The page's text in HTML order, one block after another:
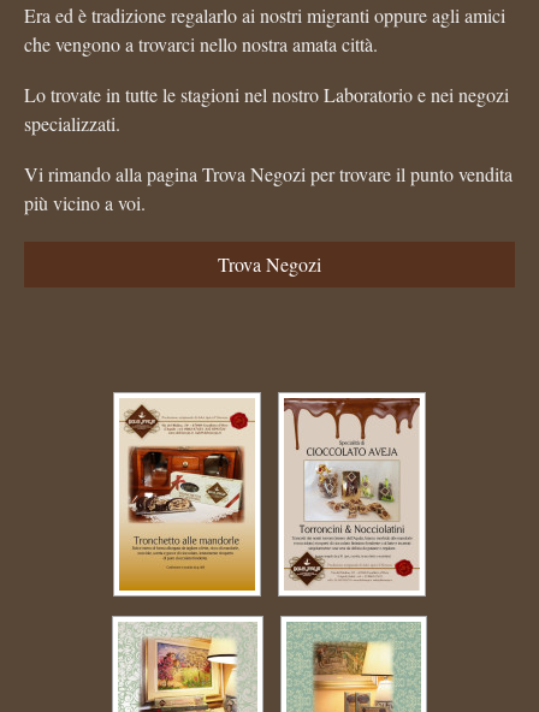
Era ed è tradizione regalarlo ai nostri migranti oppure agli amici
che vengono a trovarci nello nostra amata città.
Lo trovate in tutte le stagioni nel nostro Laboratorio e nei negozi
specializzati.
Vi rimando alla pagina Trova Negozi per trovare il punto vendita
più vicino a voi.
Trova Negozi